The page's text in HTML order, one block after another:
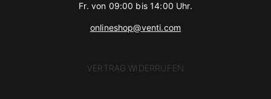
Fr. von 09:00 bis 14:00 Uhr.
onlineshop@venti.com
VERTRAG WIDERRUFEN